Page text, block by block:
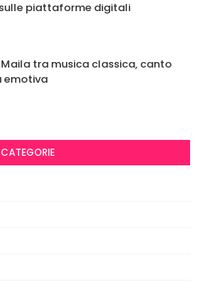
piattaforme digitali
tra musica classica, canto
emotiva
CATEGORIE